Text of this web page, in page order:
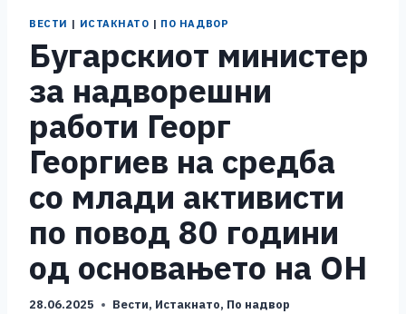
ВЕСТИ | ИСТАКНАТО | ПО НАДВОР
Бугарскиот министер
за надворешни
работи Георг
Георгиев на средба
со млади активисти
по повод 80 години
од основањето на ОН
28.06.2025 Вести, Истакнато, По надвор